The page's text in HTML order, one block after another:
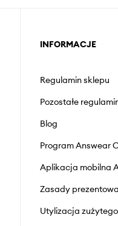
INFORMACJE
Regulamin sklepu
Pozostałe
Blog
Program Answear
Aplikacja mobilna
Zasady
Utylizacja